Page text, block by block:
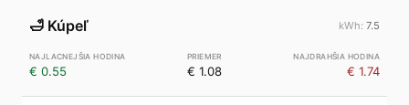
🛁 Kúpeľ 7.5
€ 0.55 € 1.08 € 1.74